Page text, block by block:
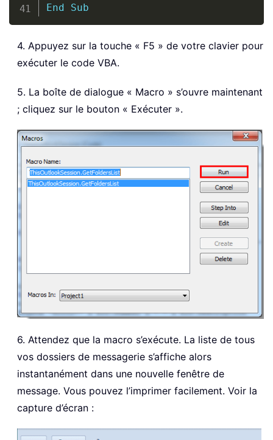
End
Sub
4. Appuyez sur la touche « F5 » de votre clavier pour
exécuter le code VBA.
5. La boîte de dialogue « Macro » s’ouvre maintenant
; cliquez sur le bouton « Exécuter ».
6. Attendez que la macro s’exécute. La liste de tous
vos dossiers de messagerie s’affiche alors
instantanément dans une nouvelle fenêtre de
message. Vous pouvez l’imprimer facilement. Voir la
capture d’écran :